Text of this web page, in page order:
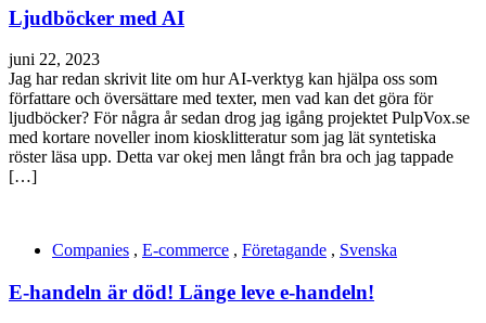
Ljudböcker med AI
juni 22, 2023
Jag har redan skrivit lite om hur AI-verktyg kan hjälpa oss som
författare och översättare med texter, men vad kan det göra för
ljudböcker? För några år sedan drog jag igång projektet PulpVox.se
med kortare noveller inom kiosklitteratur som jag lät syntetiska
röster läsa upp. Detta var okej men långt från bra och jag tappade
[…]
Companies , E-commerce , Företagande , Svenska
E-handeln är död! Länge leve e-handeln!